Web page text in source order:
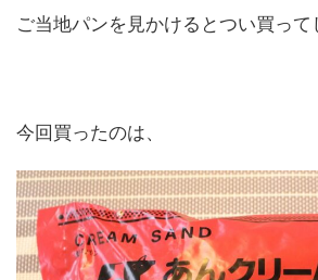
ご当地パンを見かけるとつい買って
今回買ったのは、